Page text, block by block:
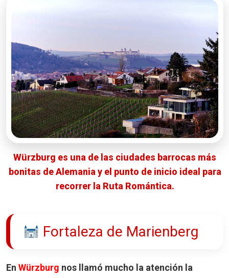
Würzburg es una de las ciudades barrocas más
bonitas de Alemania y el punto de inicio ideal para
recorrer la Ruta Romántica.
Fortaleza de Marienberg
En Würzburg nos llamó mucho la atención la